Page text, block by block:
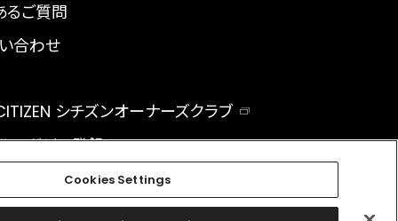
るご質問
合わせ
シチズンオーナーズクラブ
マガジン登録
Cookies Settings